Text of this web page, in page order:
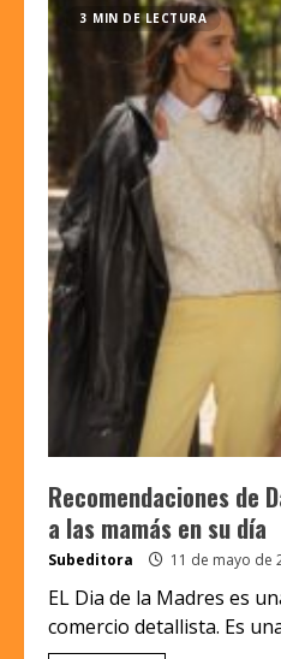
3 MIN DE LECTURA
Recomendaciones de
a las mamás en su día
Subeditora 11 de mayo de
EL Dia de la Madres es
comercio detallista. Es